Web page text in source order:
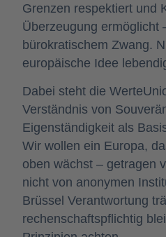
Grenzen respektiert und
Überzeugung ermöglicht
bürokratischem Zwang.
europäische Idee
Dabei steht die
Verständnis von
Eigenständigkeit als
Wir wollen ein Europa,
oben wächst – getragen
nicht von anonymen
Brüssel Verantwortung
rechenschaftspflichtig